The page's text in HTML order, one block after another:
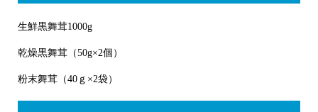
生鮮黒舞茸1000g
乾燥黒舞茸（50g×2個）
粉末舞茸（40ｇ×2袋）